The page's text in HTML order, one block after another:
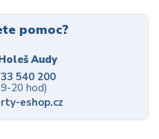
pomoc?
Audy
540 200
20 hod)
eshop.cz